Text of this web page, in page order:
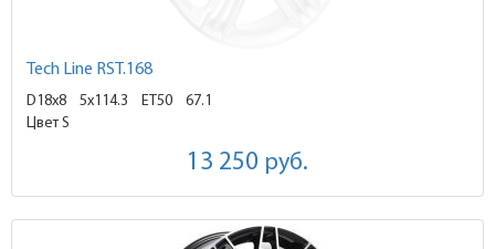
Tech Line RST.168
D18x8 5x114.3 ET50
67.1
Цвет S
13 250 руб.